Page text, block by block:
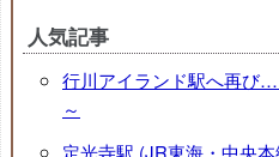
人気記事
行川アイランド駅へ再び
～
定光寺駅 (JR東海・中央